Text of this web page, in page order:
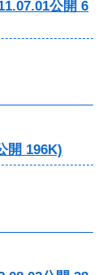
公開 6
開 196K)